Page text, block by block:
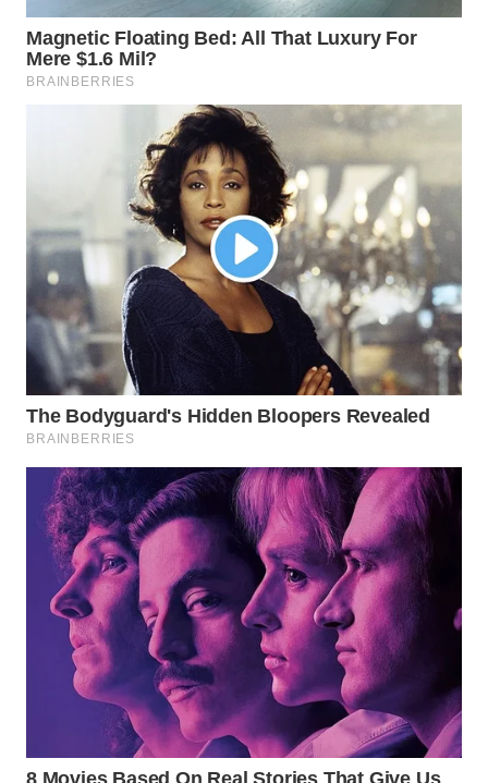
SERIBU
WN
WN
CIREBON
WN
INDRAMAYU
WN
KUNINGAN
WN
MAJALENGKA
WN
SUBANG
WN
SUKABUMI
PURWAKARTA